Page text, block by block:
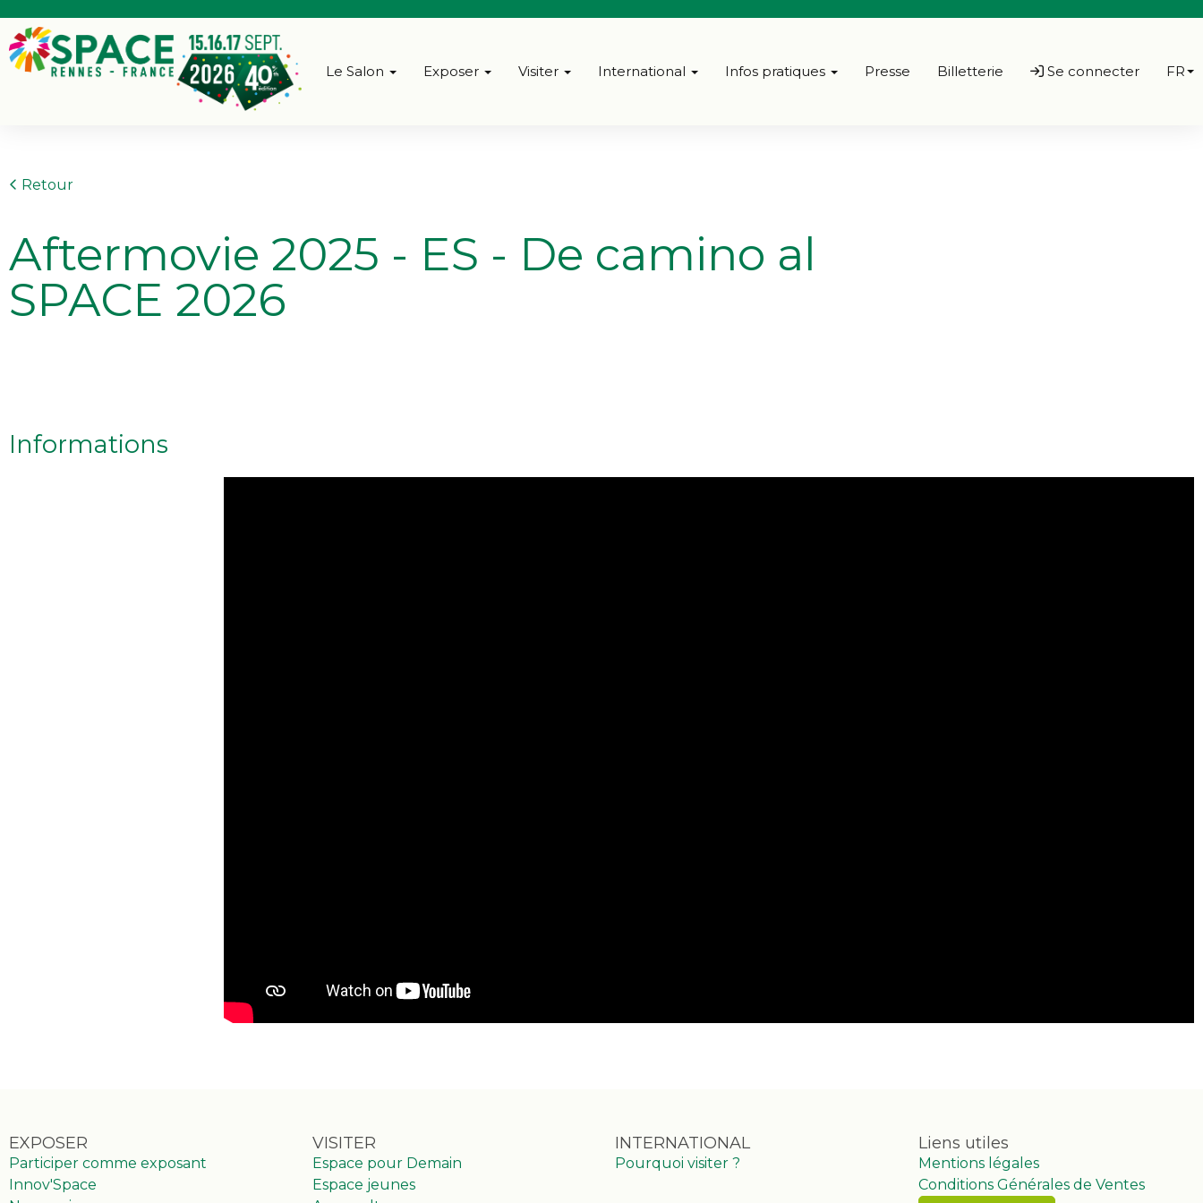
Le Salon Exposer Visiter International Infos pratiques Presse Billetterie Se connecter FR
Retour
Aftermovie 2025 - ES - De camino al
SPACE 2026
Informations
EXPOSER
Participer comme exposant
Innov'Space
VISITER
Espace pour Demain
Espace jeunes
INTERNATIONAL
Pourquoi visiter ?
Liens utiles
Mentions légales
Conditions Générales de Ventes